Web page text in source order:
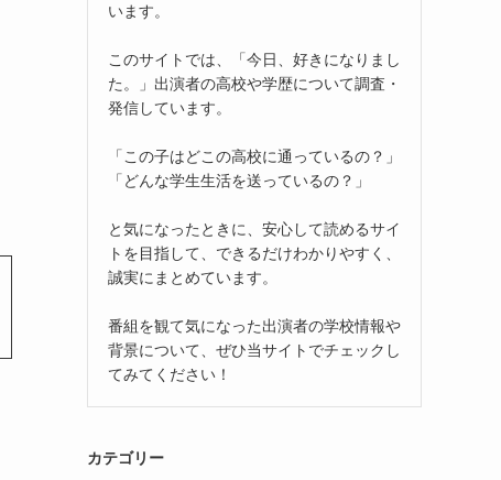
います。
このサイトでは、「今日、好きになりまし
た。」出演者の高校や学歴について調査・
発信しています。
「この子はどこの高校に通っているの？」
「どんな学生生活を送っているの？」
と気になったときに、安心して読めるサイ
トを目指して、できるだけわかりやすく、
誠実にまとめています。
番組を観て気になった出演者の学校情報や
背景について、ぜひ当サイトでチェックし
てみてください！
カテゴリー